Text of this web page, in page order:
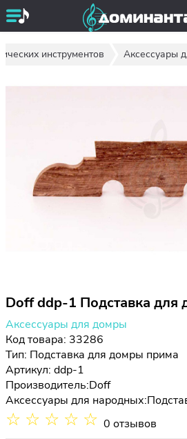
инструментов Аксессуары
Doff ddp-1 Подставка для
Аксессуары для домры
Код товара: 33286
Тип: Подставка для домры прима
Артикул: ddp-1
Производитель:Doff
Аксессуары для народных:
☆ ☆ ☆ ☆ ☆ 0 отзывов